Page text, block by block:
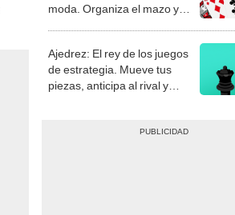
moda. Organiza el mazo y
Ajedrez: El rey de los juegos
de estrategia. Mueve tus
piezas, anticipa al rival y